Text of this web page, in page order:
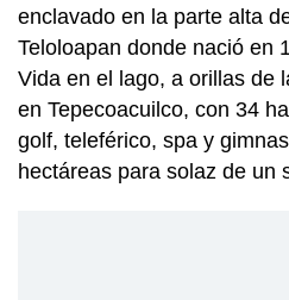
enclavado en la parte alta
Teloloapan donde nació en
Vida en el lago, a orillas de
en Tepecoacuilco, con 34
golf, teleférico, spa y
hectáreas para solaz de un